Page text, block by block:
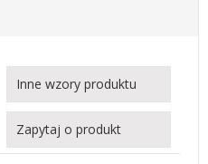
Inne wzory produktu
Zapytaj o produkt